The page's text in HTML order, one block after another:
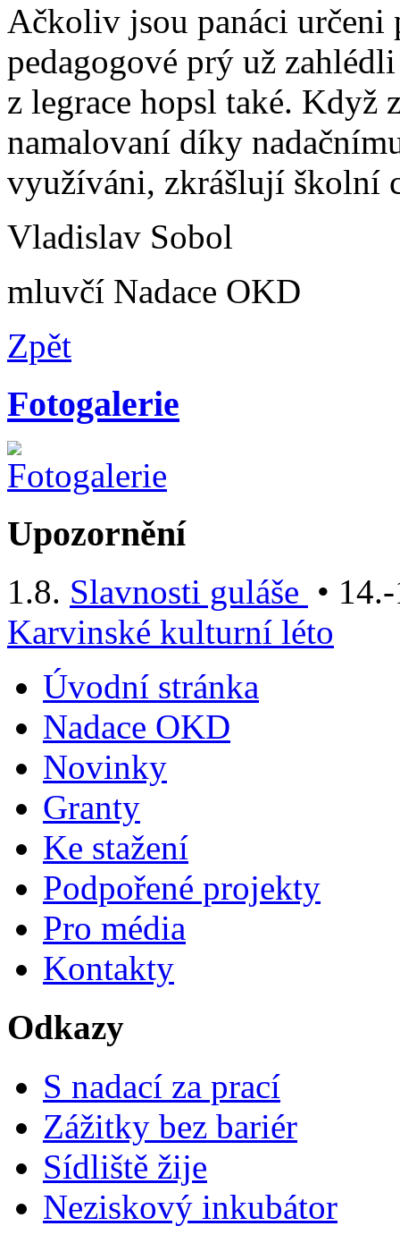
Ačkoliv jsou panáci určeni
pedagogové prý už
z legrace hopsl také. Když
namalovaní díky
využíváni, zkrášlují školní
Vladislav Sobol
mluvčí Nadace OKD
Zpět
Fotogalerie
Upozornění
1.8. Slavnosti guláše •
Karvinské kulturní léto
Úvodní stránka
Nadace OKD
Novinky
Granty
Ke stažení
Podpořené projekty
Pro média
Kontakty
Odkazy
S nadací za prací
Zážitky bez bariér
Sídliště žije
Neziskový inkubátor